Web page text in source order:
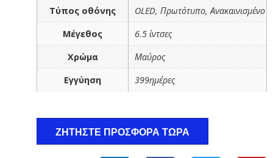
Τύπος οθόνης
OLED, Πρωτότυπο, Ανακαινισμένο
Μέγεθος
6.5 ίντσες
Χρώμα
Μαύρος
Εγγύηση
399ημέρες
ΖΗΤΉΣΤΕ ΠΡΟΣΦΟΡΆ ΤΏΡΑ